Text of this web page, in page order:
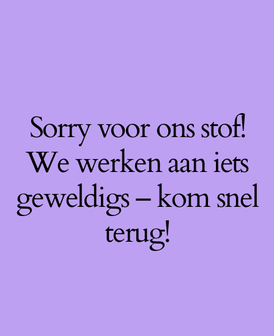
Sorry voor ons stof!
We werken aan iets
geweldigs – kom snel
terug!